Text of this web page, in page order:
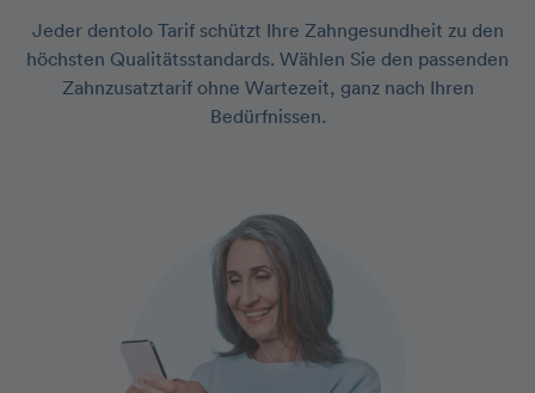
Jeder dentolo Tarif schützt Ihre Zahngesundheit zu den
höchsten Qualitätsstandards. Wählen Sie den passenden
Zahnzusatztarif ohne Wartezeit, ganz nach Ihren
Bedürfnissen.